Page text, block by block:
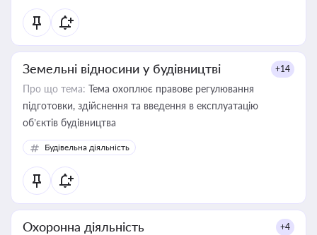
Земельні відносини у будівництві +14
Про що тема: Тема охоплює правове регулювання
підготовки, здійснення та введення в експлуатацію
об’єктів будівництва
Будівельна діяльність
Охоронна діяльність +4